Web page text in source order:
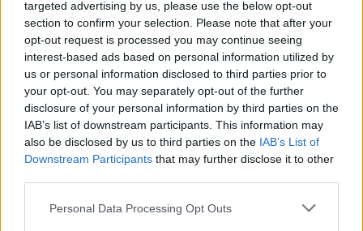
targeted advertising by us, please use the below opt-out
section to confirm your selection. Please note that after your
opt-out request is processed you may continue seeing
interest-based ads based on personal information utilized by
us or personal information disclosed to third parties prior to
your opt-out. You may separately opt-out of the further
disclosure of your personal information by third parties on the
IAB’s list of downstream participants. This information may
also be disclosed by us to third parties on the IAB’s List of
Downstream Participants that may further disclose it to other
Please note that this website/app uses one or more Google
Personal Data Processing Opt Outs
βυζαντινής περιόδου ή στις αρχές της
Τουρκοκρατίας και αξίζει να δείτε. Τέλος, μπορείτε
να θαυμάσετε το εμβληματικό κτίριο τουΔημοτικού
Σχολείου Βούλγαρη, το οποίο είναι άρρηκτα
συνδεδεμένο με ιστορικά γεγονότα της περιοχής
και πρόκειται να λειτουργήσει ως χώρος πολιτισμού
και εκπαίδευσης. Απαρατήρητο από την περιήγησή
εκεί από το 1750 και συνεχίζει να λειτουργεί έως